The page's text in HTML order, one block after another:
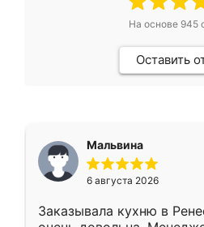
На основе 945
Оставить
Мальвина
6 августа 2026
Заказывала кухню в